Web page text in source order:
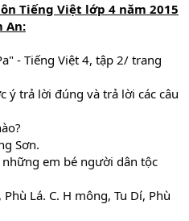
Tiếng Việt lớp 4 năm 2015
An:
- Tiếng Việt 4, tập 2/ trang
ý trả lời đúng và trả lời các câu
Sơn.
em bé người dân tộc
Lá. C. H mông, Tu Dí, Phù